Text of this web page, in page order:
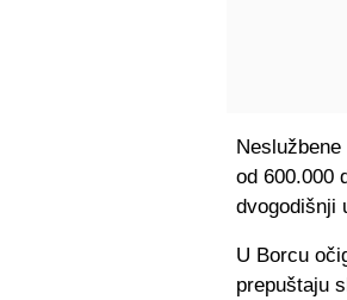
od 600.000
dvogodišnji
U Borcu
prepuštaju